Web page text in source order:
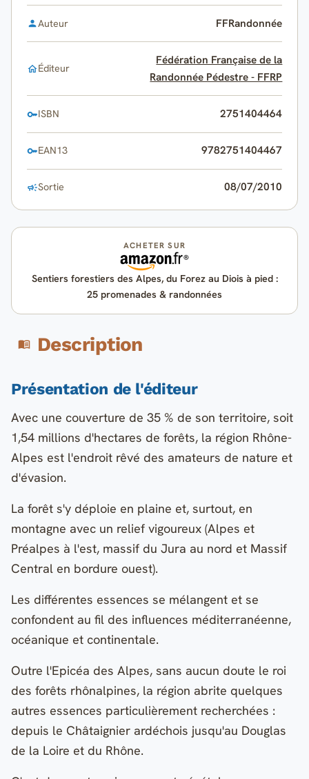
Auteur FFRandonnée
Éditeur
Fédération Française de la
Randonnée Pédestre - FFRP
ISBN 2751404464
EAN13 9782751404467
Sortie 08/07/2010
ACHETER SUR
Sentiers forestiers des Alpes, du Forez au Diois à pied :
25 promenades & randonnées
Description
Présentation de l'éditeur
Avec une couverture de 35 % de son territoire, soit
1,54 millions d'hectares de forêts, la région Rhône-
Alpes est l'endroit rêvé des amateurs de nature et
d'évasion.
La forêt s'y déploie en plaine et, surtout, en
montagne avec un relief vigoureux (Alpes et
Préalpes à l'est, massif du Jura au nord et Massif
Central en bordure ouest).
Les différentes essences se mélangent et se
confondent au fil des influences méditerranéenne,
océanique et continentale.
Outre l'Epicéa des Alpes, sans aucun doute le roi
des forêts rhônalpines, la région abrite quelques
autres essences particulièrement recherchées :
depuis le Châtaignier ardéchois jusqu'au Douglas
de la Loire et du Rhône.